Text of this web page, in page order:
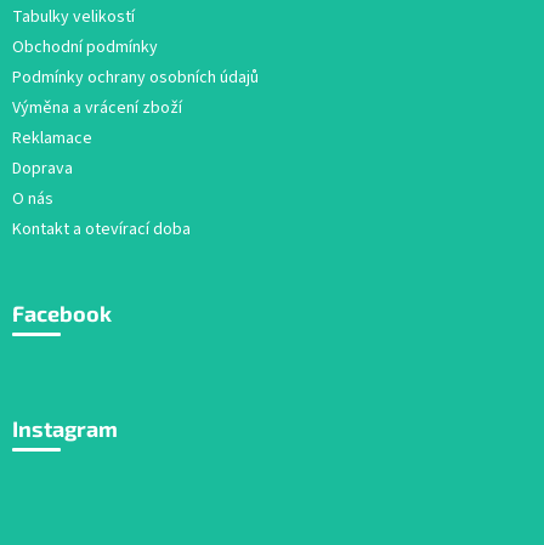
Tabulky velikostí
Obchodní podmínky
Podmínky ochrany osobních údajů
Výměna a vrácení zboží
Reklamace
Doprava
O nás
Kontakt a otevírací doba
Facebook
Instagram